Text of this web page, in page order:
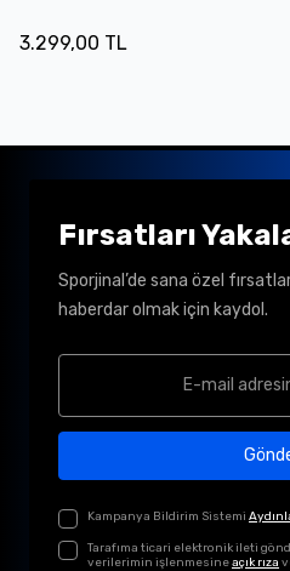
3.299,00 TL
Fırsatları
Sporjinal’de sana özel
haberdar olmak için kaydol.
Kampanya Bildirim Sistemi
Tarafıma ticari elektronik ileti
verilerimin işlenmesineaçık rıza